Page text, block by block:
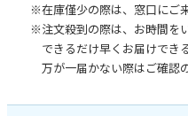
※在庫僅少の際は、窓口にご来
※注文殺到の際は、お時間をい
できるだけ早くお届けできる
万が一届かない際はご確認の